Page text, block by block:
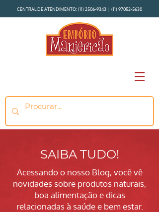
CENTRAL DE ATENDIMENTO:(11) 2506-9343 | (11) 97052-5630
SAIBA TUDO!
Acessando o nosso Blog, você vê
novidades sobre produtos naturais,
boa alimentação e dicas
relacionadas à saúde e bem estar.